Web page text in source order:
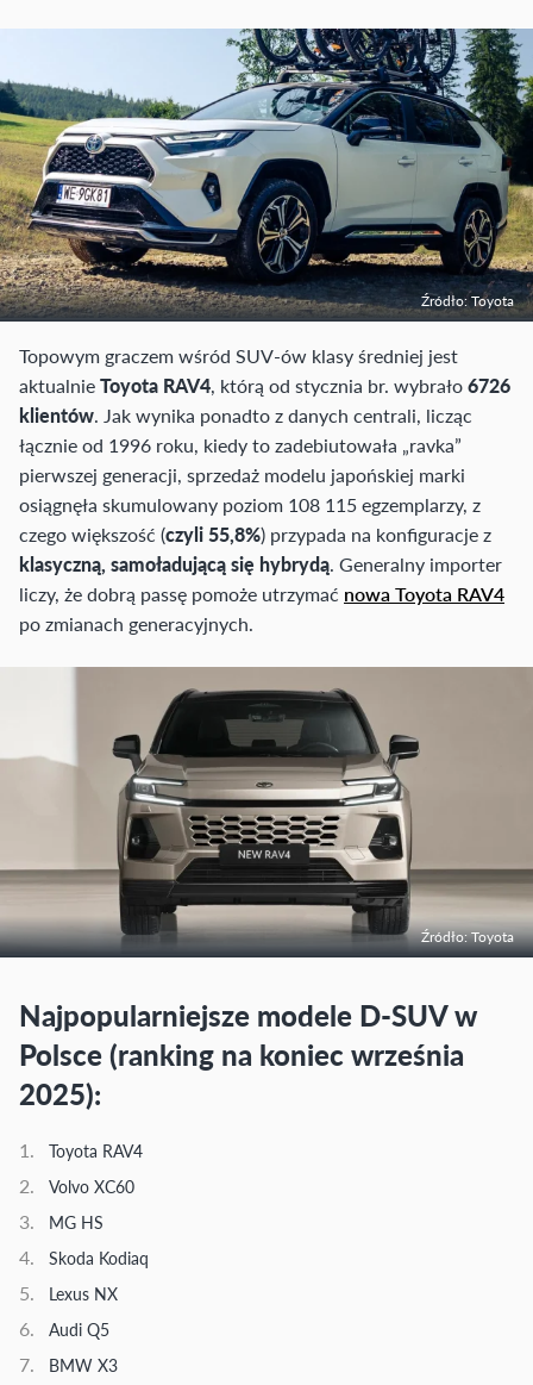
Źródło: Toyota
Topowym graczem wśród SUV-ów klasy średniej jest
aktualnieToyota RAV4, którą od stycznia br. wybrało6726
klientów. Jak wynika ponadto z danych centrali, licząc
łącznie od 1996 roku, kiedy to zadebiutowała „ravka”
pierwszej generacji, sprzedaż modelu japońskiej marki
osiągnęła skumulowany poziom 108 115 egzemplarzy, z
czego większość (czyli 55,8%) przypada na konfiguracje z
klasyczną, samoładującą się hybrydą. Generalny importer
liczy, że dobrą passę pomoże utrzymać nowa Toyota RAV4
po zmianach generacyjnych.
Źródło: Toyota
Najpopularniejsze modele D-SUV w
Polsce (ranking na koniec września
2025):
Toyota RAV4
Volvo XC60
MG HS
Skoda Kodiaq
Lexus NX
Audi Q5
BMW X3